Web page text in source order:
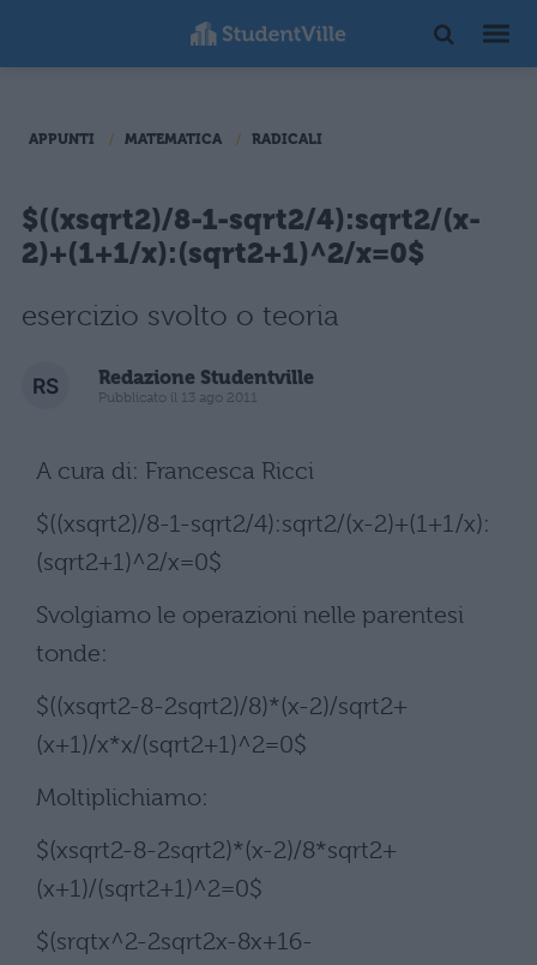
APPUNTI MATEMATICA RADICALI
$((xsqrt2)/8-1-sqrt2/4):sqrt2/(x-
2)+(1+1/x):(sqrt2+1)^2/x=0$
esercizio svolto o teoria
Redazione Studentville
Pubblicato il 13 ago 2011
A cura di: Francesca Ricci
$((xsqrt2)/8-1-sqrt2/4):sqrt2/(x-2)+(1+1/x):
(sqrt2+1)^2/x=0$
Svolgiamo le operazioni nelle parentesi
tonde:
$((xsqrt2-8-2sqrt2)/8)*(x-2)/sqrt2+
(x+1)/x*x/(sqrt2+1)^2=0$
Moltiplichiamo:
$(xsqrt2-8-2sqrt2)*(x-2)/8*sqrt2+
(x+1)/(sqrt2+1)^2=0$
$(srqtx^2-2sqrt2x-8x+16-